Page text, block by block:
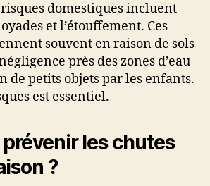
domestiques incluent
et l’étouffement. Ces
souvent en raison de sols
près des zones d’eau
de petits objets par les enfants.
est essentiel.
les chutes
?